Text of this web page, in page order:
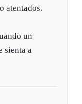
atentados.
un
sienta a